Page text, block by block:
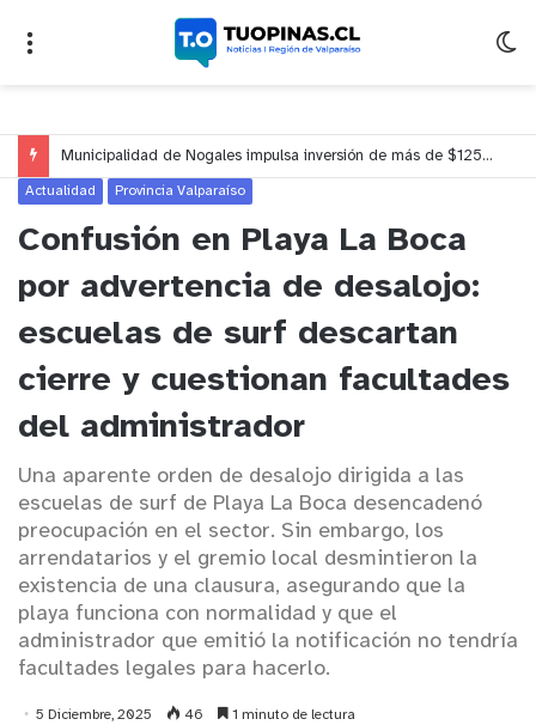
Municipalidad de Nogales impulsa inversión de más de $125 millones para mejorar el sector El Polígono
Actualidad Provincia Valparaíso
Confusión en Playa La Boca
por advertencia de desalojo:
escuelas de surf descartan
cierre y cuestionan facultades
del administrador
Una aparente orden de desalojo dirigida a las
escuelas de surf de Playa La Boca desencadenó
preocupación en el sector. Sin embargo, los
arrendatarios y el gremio local desmintieron la
existencia de una clausura, asegurando que la
playa funciona con normalidad y que el
administrador que emitió la notificación no tendría
facultades legales para hacerlo.
5 Diciembre, 2025 46 1 minuto de lectura